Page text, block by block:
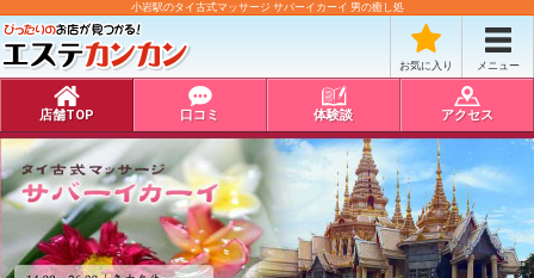
小岩駅のタイ古式マッサージ サバーイカーイ 男の癒し処
お気に入り メニュー
店舗TOP 口コミ 体験談 アクセス